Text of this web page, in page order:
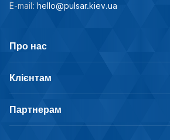
E-mail: hello@pulsar.kiev.ua
Про нас
Клієнтам
Партнерам